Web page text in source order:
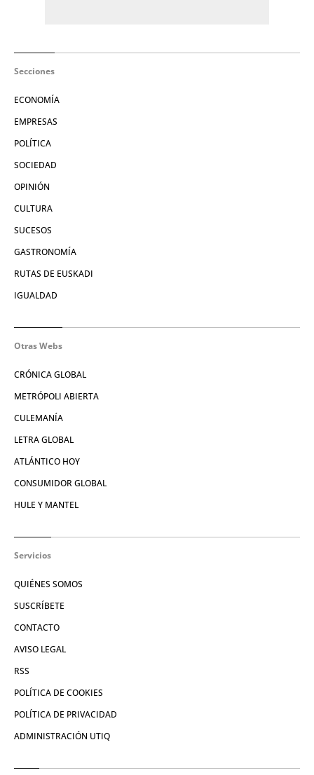
Secciones
ECONOMÍA
EMPRESAS
POLÍTICA
SOCIEDAD
OPINIÓN
CULTURA
SUCESOS
GASTRONOMÍA
RUTAS DE EUSKADI
IGUALDAD
Otras Webs
CRÓNICA GLOBAL
METRÓPOLI ABIERTA
CULEMANÍA
LETRA GLOBAL
ATLÁNTICO HOY
CONSUMIDOR GLOBAL
HULE Y MANTEL
Servicios
QUIÉNES SOMOS
SUSCRÍBETE
CONTACTO
AVISO LEGAL
RSS
POLÍTICA DE COOKIES
POLÍTICA DE PRIVACIDAD
ADMINISTRACIÓN UTIQ